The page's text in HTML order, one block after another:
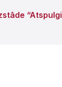
“Atspulgi